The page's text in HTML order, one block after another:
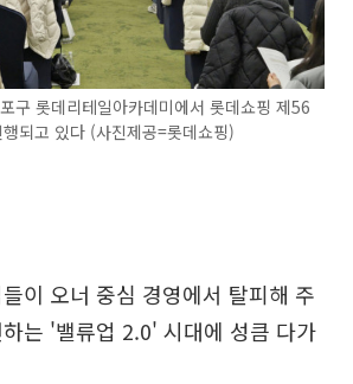
구 롯데리테일아카데미에서 롯데쇼핑 제56
되고 있다 (사진제공=롯데쇼핑)
이 오너 중심 경영에서 탈피해 주
는 '밸류업 2.0' 시대에 성큼 다가